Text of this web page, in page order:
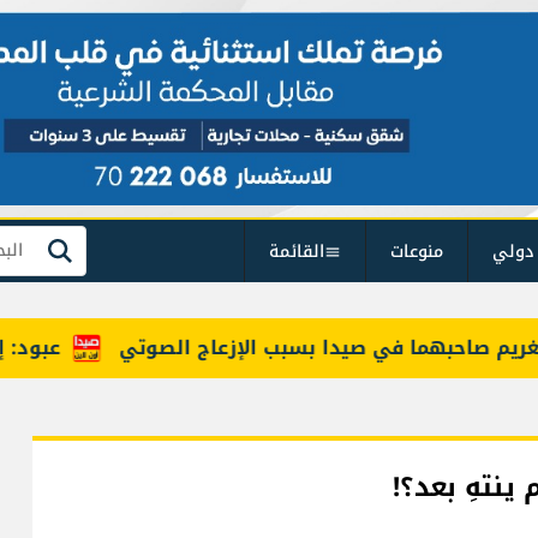
منوعات القائمة بحث
عبود: إنخفاض حركة في صيدا بسبب الإزعاج الصوتي
ينتهِ بعد؟!